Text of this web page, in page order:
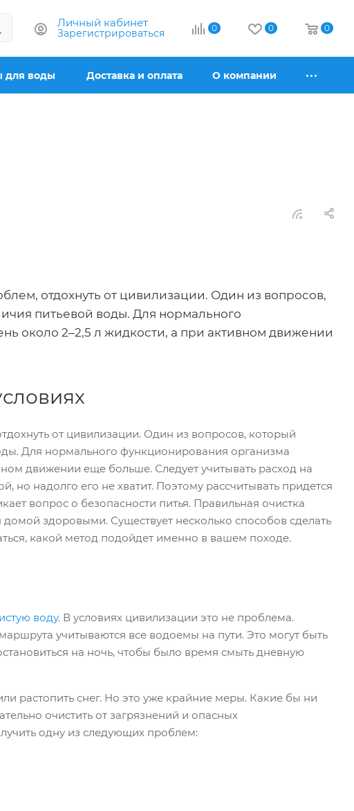
Личный кабинет
Зарегистрироваться 0 0 0
для воды Доставка и оплата О компании
отдохнуть от цивилизации. Один из вопросов,
питьевой воды. Для нормального
около 2–2,5 л жидкости, а при активном движении
от цивилизации. Один из вопросов, который
Для нормального функционирования организма
движении еще больше. Следует учитывать расход на
но надолго его не хватит. Поэтому рассчитывать придется
вопрос о безопасности питья. Правильная очистка
домой здоровыми. Существует несколько способов сделать
какой метод подойдет именно в вашем походе.
воду. В условиях цивилизации это не проблема.
учитываются все водоемы на пути. Это могут быть
на ночь, чтобы было время смыть дневную
растопить снег. Но это уже крайние меры. Какие бы ни
очистить от загрязнений и опасных
одну из следующих проблем: